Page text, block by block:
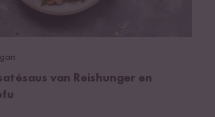
van Reishunger en